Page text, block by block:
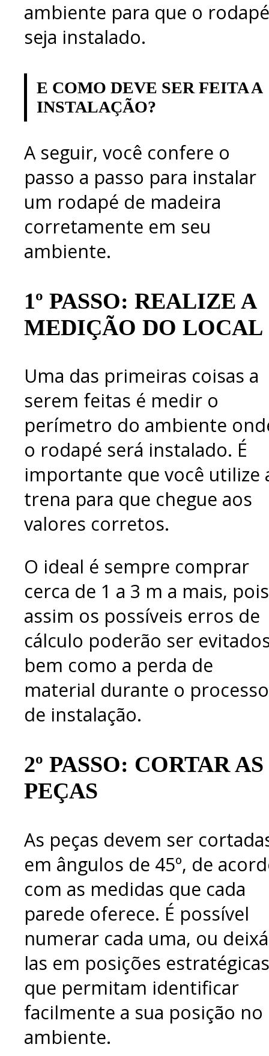
ambiente para que o rodapé
seja instalado.
E COMO DEVE SER FEITA A
INSTALAÇÃO?
A seguir, você confere o
passo a passo para instalar
um rodapé de madeira
corretamente em seu
ambiente.
1º PASSO: REALIZE A
MEDIÇÃO DO LOCAL
Uma das primeiras coisas a
serem feitas é medir o
perímetro do ambiente
o rodapé será instalado. É
importante que você utilize
trena para que chegue aos
valores corretos.
O ideal é sempre comprar
cerca de 1 a 3 m a mais, pois
assim os possíveis erros de
cálculo poderão ser
bem como a perda de
material durante o processo
de instalação.
2º PASSO: CORTAR AS
PEÇAS
As peças devem ser
em ângulos de 45º, de
com as medidas que cada
parede oferece. É possível
numerar cada uma, ou
las em posições
que permitam identificar
facilmente a sua posição no
ambiente.